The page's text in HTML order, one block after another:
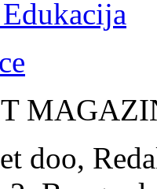
Edukacija
doo,